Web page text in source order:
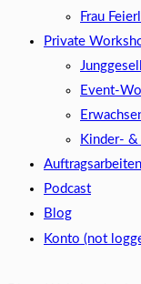
Frau
Private
Event-
Kinder- &
Auftragsarbeiten
Podcast
Blog
Konto (not